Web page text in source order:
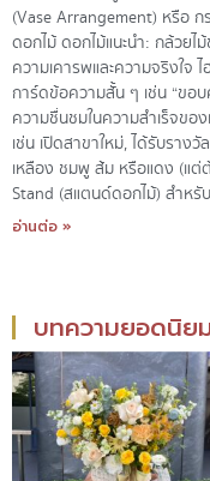
(Vase Arrangement) หรือ ก
ดอกไม้ ดอกไม้แนะนำ: กล้วยไ
ความเคารพและความจริงใจ
การ์ดข้อความสั้น ๆ เช่น “ขอ
ความชื่นชมในความสำเร็จขอ
เช่น เปิดสาขาใหม่, ได้รับราง
เหลือง ชมพู ส้ม หรือแดง (แต่
Stand (สแตนด์ดอกไม้) สำหรั
อ่านต่อ »
บทความยอดนิย